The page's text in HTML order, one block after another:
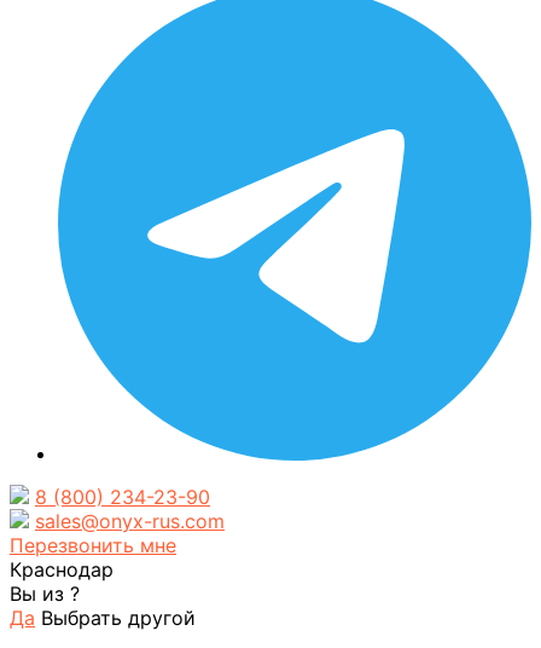
8 (800) 234-23-90
sales@onyx-rus.com
Перезвонить мне
Краснодар
Вы из ?
Да Выбрать другой